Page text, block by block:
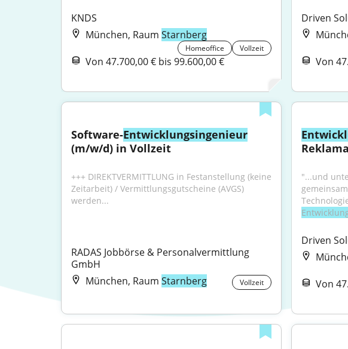
KNDS
München, Raum Starnberg
Homeoffice Vollzeit
Von 47.700,00 € bis 99.600,00 €
Driven
Von
Software-Entwicklungsingenieur
(m/w/d) in Vollzeit
+++ DIREKTVERMITTLUNG in Festanstellung (keine
Zeitarbeit) / Vermittlungsgutscheine (AVGS)
werden...
RADAS Jobbörse & Personalvermittlung
GmbH
München, Raum Starnberg Vollzeit
"...und
Driven
Von